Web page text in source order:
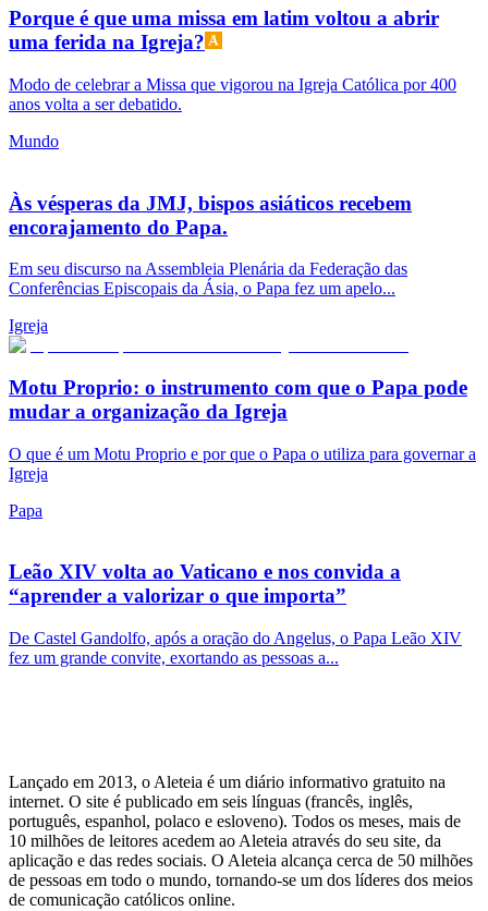
Porque é que uma missa em latim voltou a abrir
uma ferida na Igreja?
Modo de celebrar a Missa que vigorou na Igreja Católica por 400
anos volta a ser debatido.
Mundo
Às vésperas da JMJ, bispos asiáticos recebem
encorajamento do Papa.
Em seu discurso na Assembleia Plenária da Federação das
Conferências Episcopais da Ásia, o Papa fez um apelo...
Igreja
Motu Proprio: o instrumento com que o Papa pode
mudar a organização da Igreja
O que é um Motu Proprio e por que o Papa o utiliza para governar a
Igreja
Papa
Leão XIV volta ao Vaticano e nos convida a
“aprender a valorizar o que importa”
De Castel Gandolfo, após a oração do Angelus, o Papa Leão XIV
fez um grande convite, exortando as pessoas a...
Lançado em 2013, o Aleteia é um diário informativo gratuito na
internet. O site é publicado em seis línguas (francês, inglês,
português, espanhol, polaco e esloveno). Todos os meses, mais de
10 milhões de leitores acedem ao Aleteia através do seu site, da
aplicação e das redes sociais. O Aleteia alcança cerca de 50 milhões
de pessoas em todo o mundo, tornando-se um dos líderes dos meios
de comunicação católicos online.